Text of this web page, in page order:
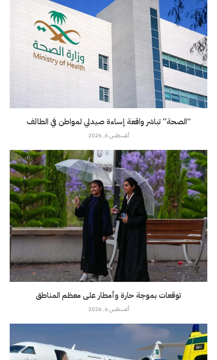
“الصحة” تباشر واقعة إساءة صيدلي لمواطن في الطائف
أغسطس 6, 2026
توقعات بموجة حارة وأمطار على معظم المناطق
أغسطس 6, 2026